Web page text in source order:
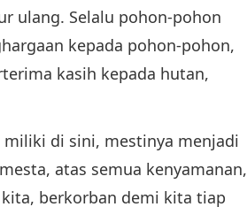
ulang. Selalu pohon-pohon
kepada pohon-pohon,
kasih kepada hutan,
miliki di sini, mestinya menjadi
atas semua kenyamanan,
berkorban demi kita tiap